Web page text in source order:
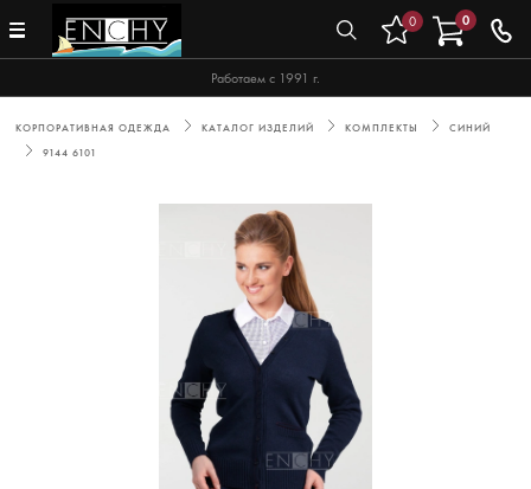
Работаем с 1991 г.
0 0
КОРПОРАТИВНАЯ ОДЕЖДА КАТАЛОГ ИЗДЕЛИЙ КОМПЛЕКТЫ
СИНИЙ
9144 6101